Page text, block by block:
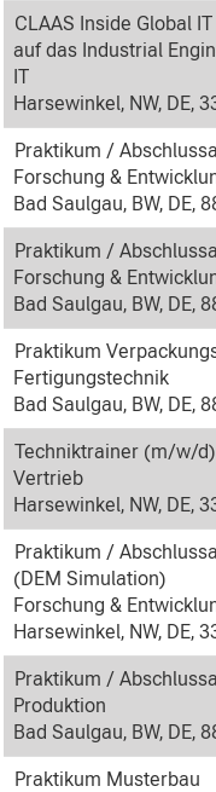
CLAAS Inside Global
auf das Industrial
IT
Harsewinkel, NW, DE,
Praktikum /
Forschung &
Bad Saulgau, BW, DE,
Praktikum /
Forschung &
Bad Saulgau, BW, DE,
Praktikum
Fertigungstechnik
Bad Saulgau, BW, DE,
Techniktrainer (m/w/d)
Vertrieb
Harsewinkel, NW, DE,
Praktikum /
(DEM Simulation)
Forschung &
Harsewinkel, NW, DE,
Praktikum /
Produktion
Bad Saulgau, BW, DE,
Praktikum Musterbau